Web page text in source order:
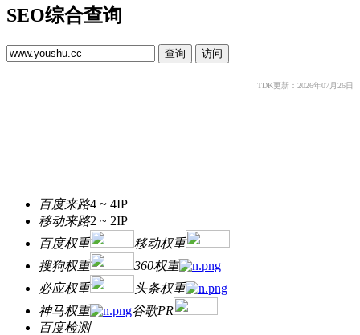
SEO综合查询
TDK更新：2026年07月26日
百度来路4 ~ 4IP
移动来路2 ~ 2IP
百度权重
移动权重
搜狗权重
360权重
必应权重
头条权重
神马权重
谷歌PR
百度检测